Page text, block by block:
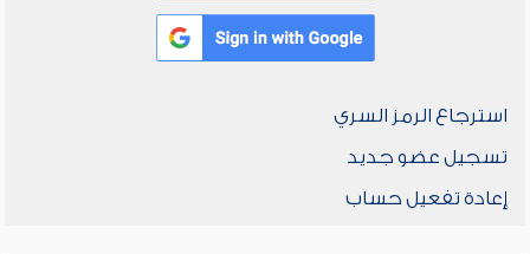
استرجاع الرمز السري
تسجيل عضو جديد
إعادة تفعيل حساب